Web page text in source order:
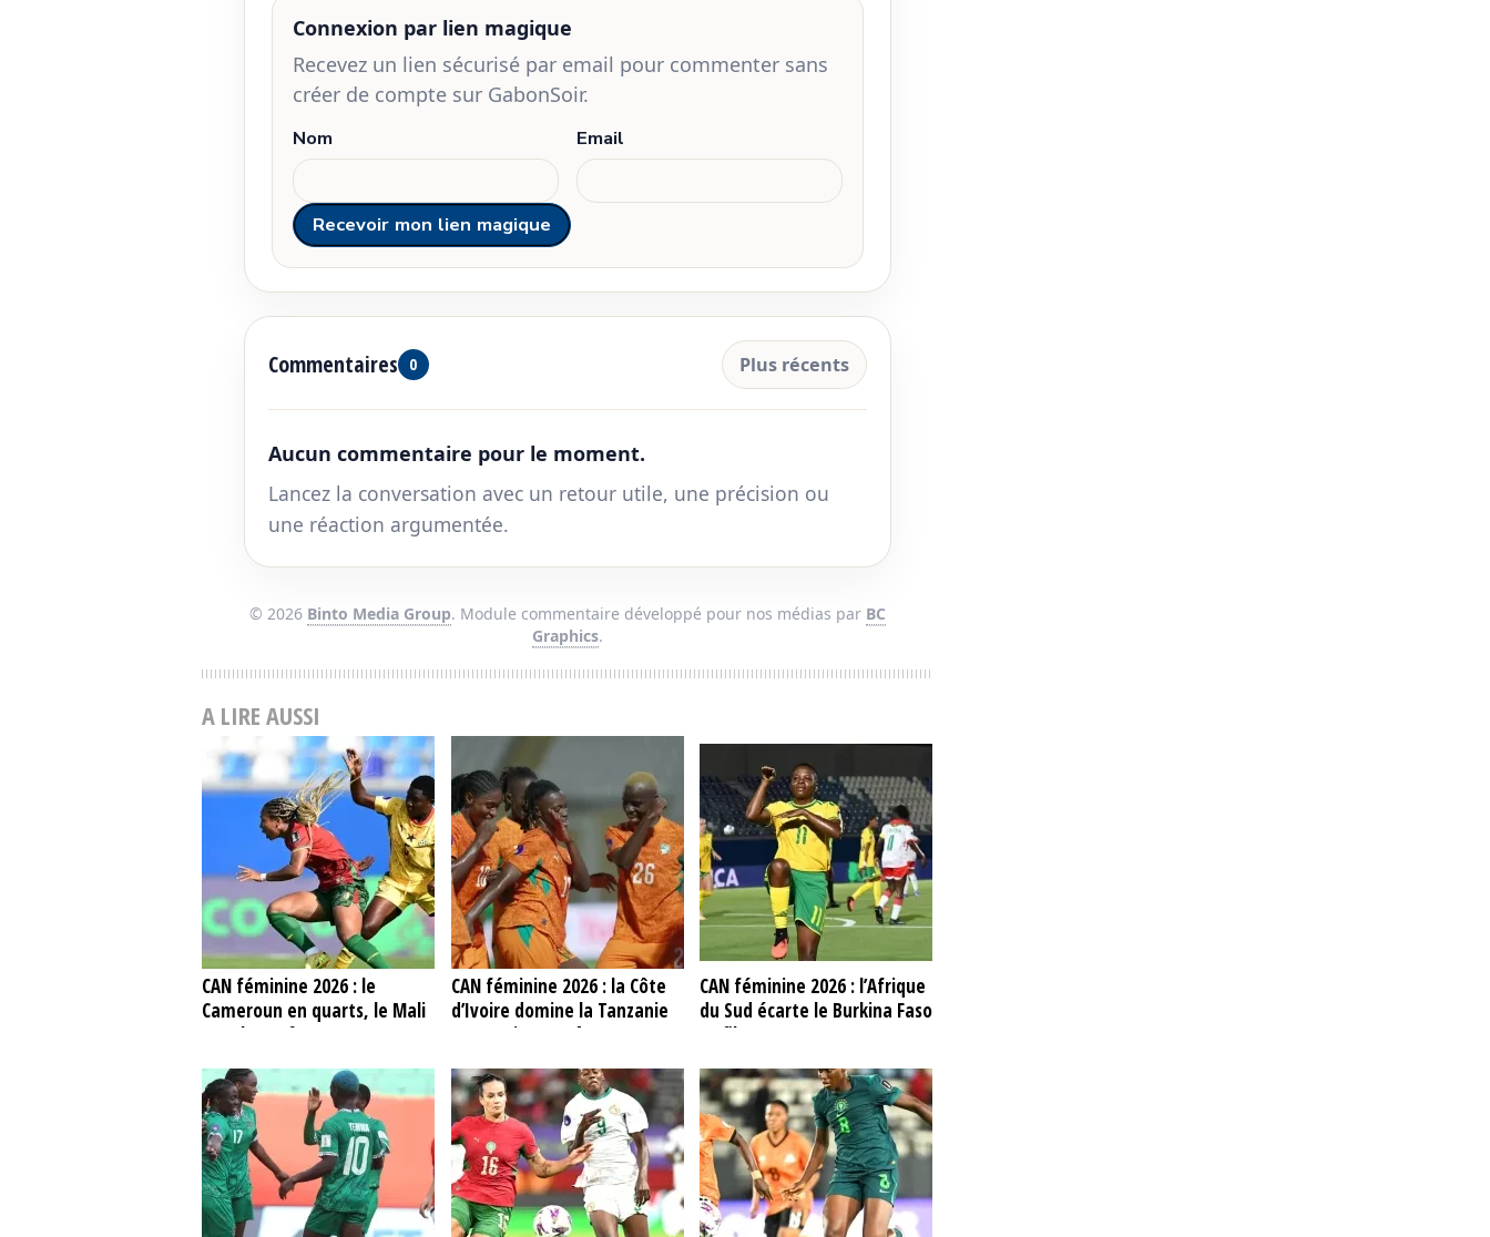
Connexion par lien magique
Recevez un lien sécurisé par email pour commenter sans
créer de compte sur GabonSoir.
Nom Email
Commentaires 0 Plus récents
Aucun commentaire pour le moment.
Lancez la conversation avec un retour utile, une précision ou
une réaction argumentée.
© 2026 Binto Media Group. Module commentaire développé pour nos médias par BC
Graphics.
A LIRE AUSSI
CAN féminine 2026 : le
Cameroun en quarts, le Mali
se relance face au Cap-Vert
CAN féminine 2026 : la Côte
d’Ivoire domine la Tanzanie
et termine en tête
CAN féminine 2026 : l’Afrique
du Sud écarte le Burkina Faso
et file en quarts